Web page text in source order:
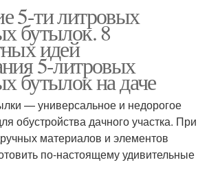
5-ти литровых
бутылок. 8
идей
5-литровых
бутылок на даче
— универсальное и недорогое
обустройства дачного участка. При
материалов и элементов
по-настоящему удивительные